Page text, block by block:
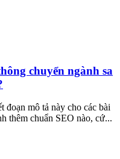
chuyển ngành sa
đoạn mô tả này cho các bài
thêm chuẩn SEO nào, cứ...